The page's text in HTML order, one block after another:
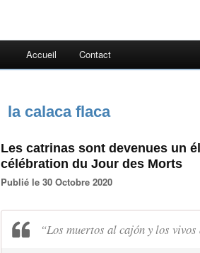
Accueil Contact
la calaca flaca
Les catrinas sont devenues un
célébration du Jour des Morts
Publié le 30 Octobre 2020
“Los muertos al cajón y los